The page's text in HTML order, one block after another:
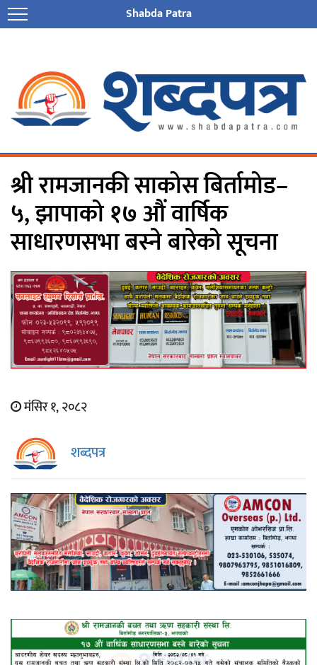
Shabda Patra
श्री रामजानकी साकोस बिर्तामोड–
५, झापाको १७ औं वार्षिक
साधारणसभा बस्ने बारेको सूचना
मंसिर १, २०८२
शब्दपत्र